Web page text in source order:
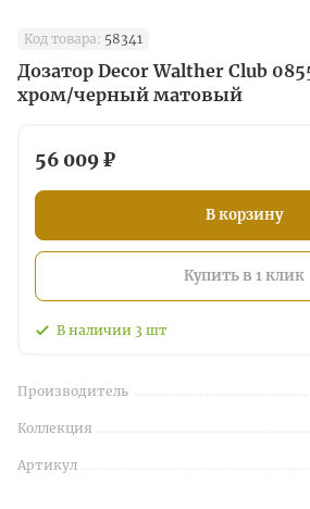
Код товара: 58341
Дозатор Decor Walther Club
хром/черный матовый
56 009 ₽
В корзину
Купить в 1 клик
В наличии 3 шт
Производитель
Коллекция
Артикул